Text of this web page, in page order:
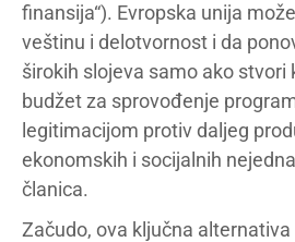
finansija“). Evropska unija
veštinu i delotvornost i da
širokih slojeva samo ako stvori
budžet za sprovođenje
legitimacijom protiv daljeg
ekonomskih i socijalnih
članica.
Začudo, ova ključna